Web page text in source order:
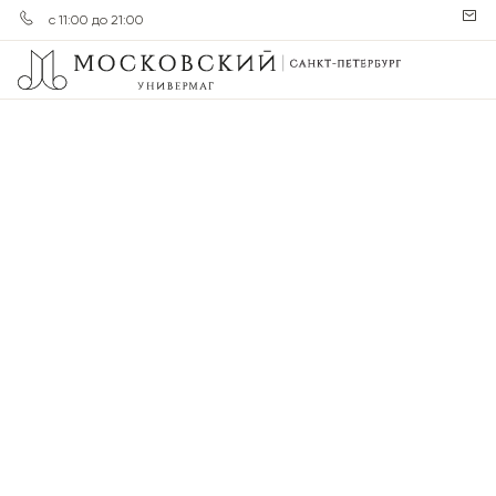
с 11:00 до 21:00